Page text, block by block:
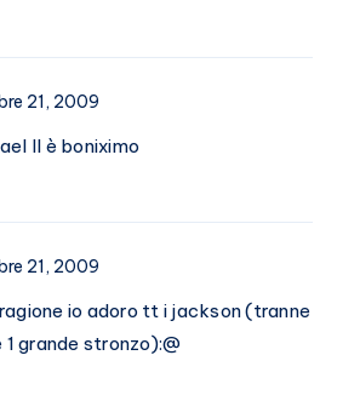
21, 2009
II è boniximo
21, 2009
io adoro tt i jackson (tranne
grande stronzo):@